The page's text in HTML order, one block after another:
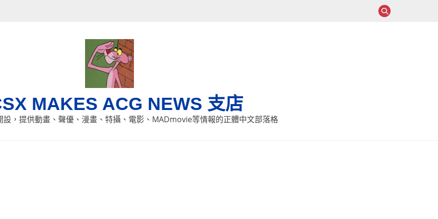
MAKES ACG NEWS 支店
設，提供動畫、聲優、漫畫、特攝、電影、MADmovie等情報的正體中文部落格